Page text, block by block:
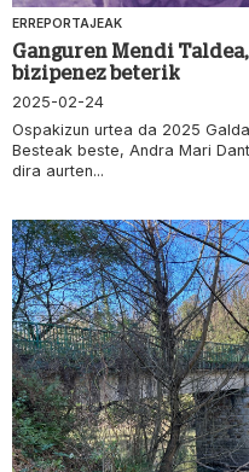
ERREPORTAJEAK
Ganguren Mendi
bizipenez beterik
2025-02-24
Ospakizun urtea da 2025
Besteak beste, Andra Mari
dira aurten...